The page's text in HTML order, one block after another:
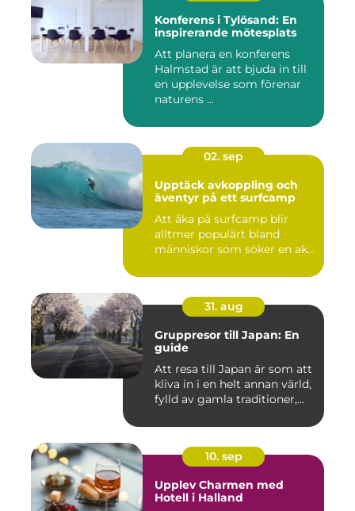
Konferens i Tylösand: En
inspirerande mötesplats
Att planera en konferens
Halmstad är att bjuda in till
en upplevelse som förenar
naturens ...
02. sep
Upptäck avkoppling och
äventyr på ett surfcamp
Att åka på surfcamp blir
alltmer populärt bland
människor som söker en ak...
31. aug
Gruppresor till Japan: En
guide
Att resa till Japan är som att
kliva in i en helt annan värld,
fylld av gamla traditioner,...
10. sep
Upplev Charmen med
Hotell i Halland